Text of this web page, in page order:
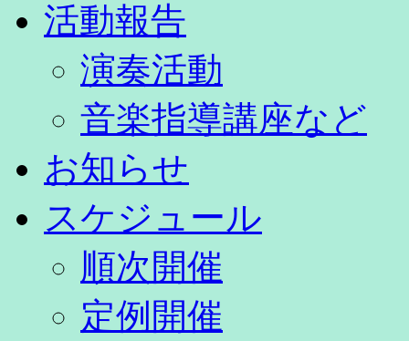
活動報告
演奏活動
音楽指導講座など
お知らせ
スケジュール
順次開催
定例開催